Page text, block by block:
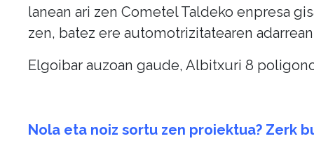
lanean ari zen Cometel Taldeko enpresa
zen, batez ere automotrizitatearen
Elgoibar auzoan gaude, Albitxuri 8
Nola eta noiz sortu zen proiektua? Zerk